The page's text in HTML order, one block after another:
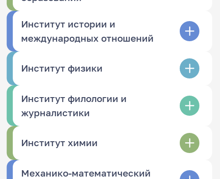
Институт истории и
международных отношений
Институт физики
Институт филологии и
журналистики
Институт химии
Механико-математический